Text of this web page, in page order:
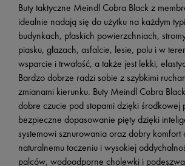
Buty taktyczne Meindl Cobra Black z
idealnie nadają się do użytku na każdym
budynkach, płaskich powierzchniach,
piasku, głazach, asfalcie, lesie, polu i w
wsparcie i trwałość, a także jest lekki,
Bardzo dobrze radzi sobie z szybkimi
zmianami kierunku. Buty Meindl Cobra
dobre czucie pod stopami dzięki środkowej
bezpieczne dopasowanie pięty dzięki
systemowi sznurowania oraz dobry
naturalnemu toczeniu i wysokiej
palców, wodoodporne cholewki i